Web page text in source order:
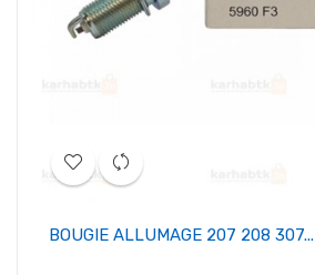
BOUGIE ALLUMAGE 207 208 307...